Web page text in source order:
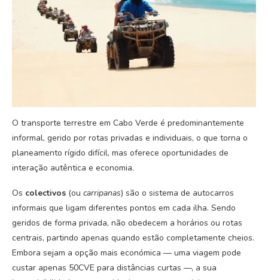
O transporte terrestre em Cabo Verde é predominantemente
informal, gerido por rotas privadas e individuais, o que torna o
planeamento rígido difícil, mas oferece oportunidades de
interação autêntica e economia.
Os colectivos (ou carripanas) são o sistema de autocarros
informais que ligam diferentes pontos em cada ilha. Sendo
geridos de forma privada, não obedecem a horários ou rotas
centrais, partindo apenas quando estão completamente cheios.
Embora sejam a opção mais económica — uma viagem pode
custar apenas 50CVE para distâncias curtas —, a sua